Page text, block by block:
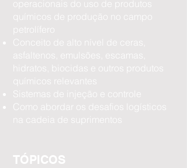
operacionais do uso de produtos
químicos de produção no campo
petrolífero
Conceito de alto nível de ceras,
asfaltenos, emulsões, escamas,
hidratos, biocidas e outros produtos
químicos relevantes
Sistemas de injeção e controle
Como abordar os desafios logísticos
na cadeia de suprimentos
TÓPICOS